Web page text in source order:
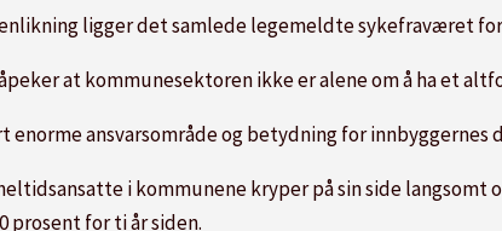
ligger det samlede legemeldte sykefraværet
at kommunesektoren ikke er alene om å ha et
enorme ansvarsområde og betydning for
i kommunene kryper på sin side langsomt
prosent for ti år siden.